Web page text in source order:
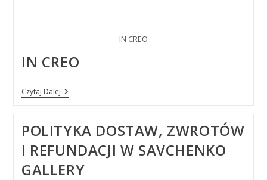
IN CREO
IN CREO
Czytaj DalejIN
CREO
POLITYKA DOSTAW, ZWROTÓW
I REFUNDACJI W SAVCHENKO
GALLERY